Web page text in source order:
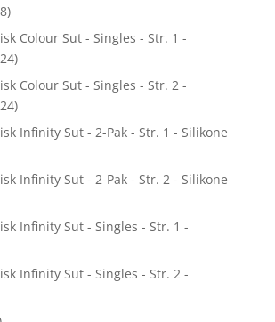
Colour Sut - Singles - Str. 1 -
Colour Sut - Singles - Str. 2 -
Infinity Sut - 2-Pak - Str. 1 - Silikone
Infinity Sut - 2-Pak - Str. 2 - Silikone
Infinity Sut - Singles - Str. 1 -
Infinity Sut - Singles - Str. 2 -